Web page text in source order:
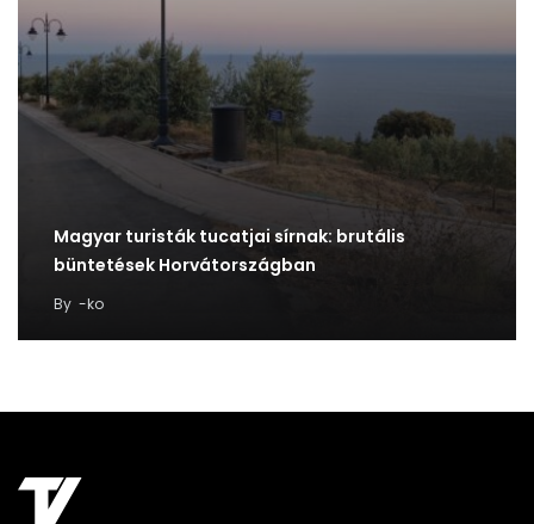
Magyar turisták tucatjai sírnak: brutális
büntetések Horvátországban
By -ko